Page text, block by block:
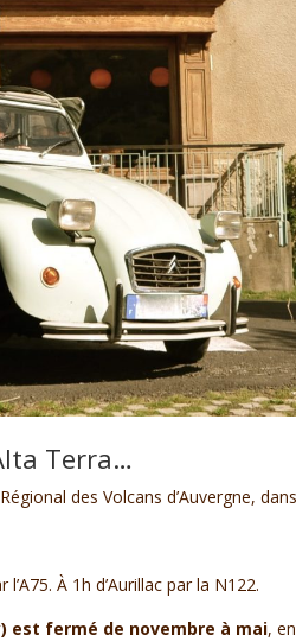
Terra…
des Volcans d’Auvergne,
À 1h d’Aurillac par la N122.
est fermé de novembre à mai,